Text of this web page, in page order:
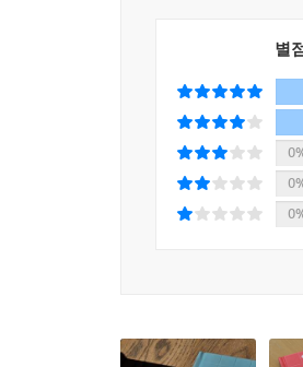
위즈덤하우스는 2022
일주일에 한 편씩 소개
50편의 이야기가 독자
한데 묶는 기존의 방식
임솔아 작가 등이 함께
별